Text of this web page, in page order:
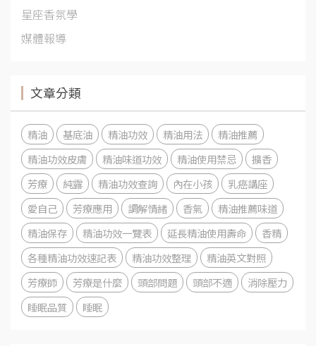
星座香氛學
媒體報導
文章分類
精油 基底油 精油功效 精油用法
精油推薦
精油功效皮膚
精油味道功效 精油使用禁忌
擴香
芳療
純露 精油功效查詢 內在小孩
乳癌講座
愛自己
芳療應用 調解情緒 香氣
精油推薦味道
精油保存
精油功效一覽表 延長精油使用壽命
香精
各種精油功效速記表
精油功效整理
精油英文對照
芳療師
芳療是什麼 頭部問題 頭部不適
消除壓力
睡眠品質
睡眠